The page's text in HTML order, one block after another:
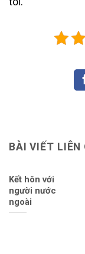
BÀI VIẾT LIÊN
Kết hôn với
người nước
ngoài